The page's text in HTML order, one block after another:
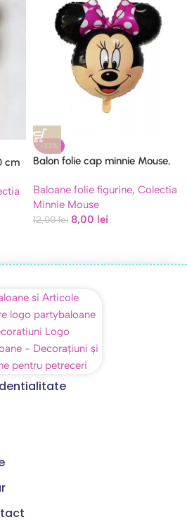
cm
-33%
Balon folie cap minnie Mouse,
Baloane folie figurine, Colectia
Minnie Mouse
12,00lei 8,00 lei